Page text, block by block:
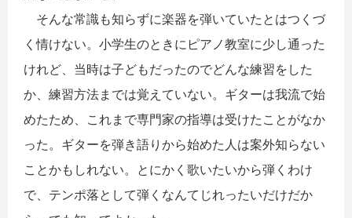
そんな常識も知らずに楽器を弾いていたとはつくづ
く情けない。小学生のときにピアノ教室に少し通った
けれど、当時は子どもだったのでどんな練習をした
か、練習方法までは覚えていない。ギターは我流で始
めたため、これまで専門家の指導は受けたことがなか
った。ギターを弾き語りから始めた人は案外知らない
ことかもしれない。とにかく歌いたいから弾くわけ
で、テンポ落として弾くなんてじれったいだけだか